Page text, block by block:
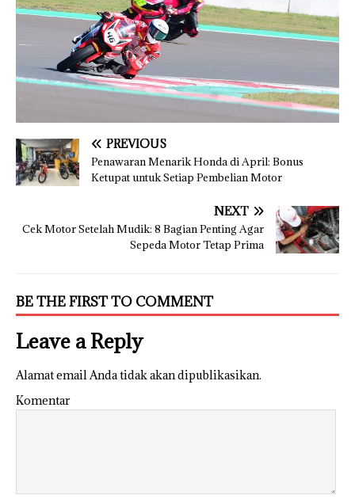
PREVIOUS
Penawaran Menarik Honda di April: Bonus
Ketupat untuk Setiap Pembelian Motor
NEXT
Cek Motor Setelah Mudik: 8 Bagian Penting Agar
Sepeda Motor Tetap Prima
BE THE FIRST TO COMMENT
Leave a Reply
Alamat email Anda tidak akan dipublikasikan.
Komentar